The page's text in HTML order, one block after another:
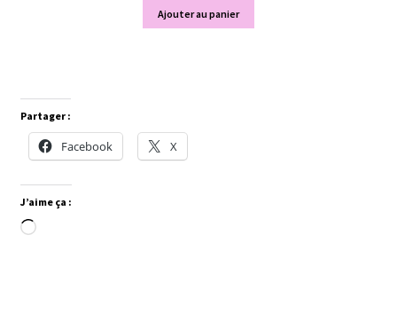
Ajouter au panier
Partager :
Facebook X
J’aime ça :
Chargement…